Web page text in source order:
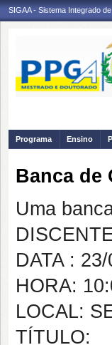
SIGAA - Sistema Integrado
Programa Ensino
Banca de
Uma
DATA :
HORA:
LOCAL:
TÍTULO: